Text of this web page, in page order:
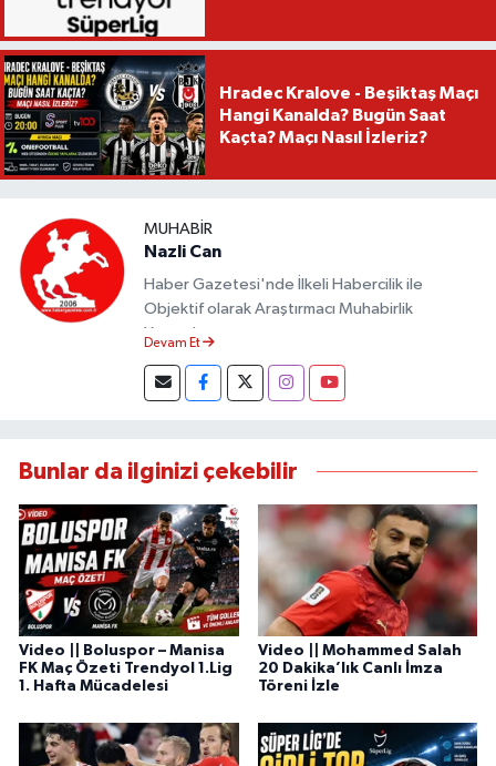
Hradec Kralove - Beşiktaş Maçı
Hangi Kanalda? Bugün Saat
Kaçta? Maçı Nasıl İzleriz?
MUHABIR
Nazli Can
Haber Gazetesi'nde İlkeli Habercilik ile
Objektif olarak Araştırmacı Muhabirlik
Yapmaktayım.
Devam Et
Bunlar da ilginizi çekebilir
Video || Boluspor – Manisa
FK Maç Özeti Trendyol 1.Lig
1. Hafta Mücadelesi
Video || Mohammed Salah
20 Dakika’lık Canlı İmza
Töreni İzle